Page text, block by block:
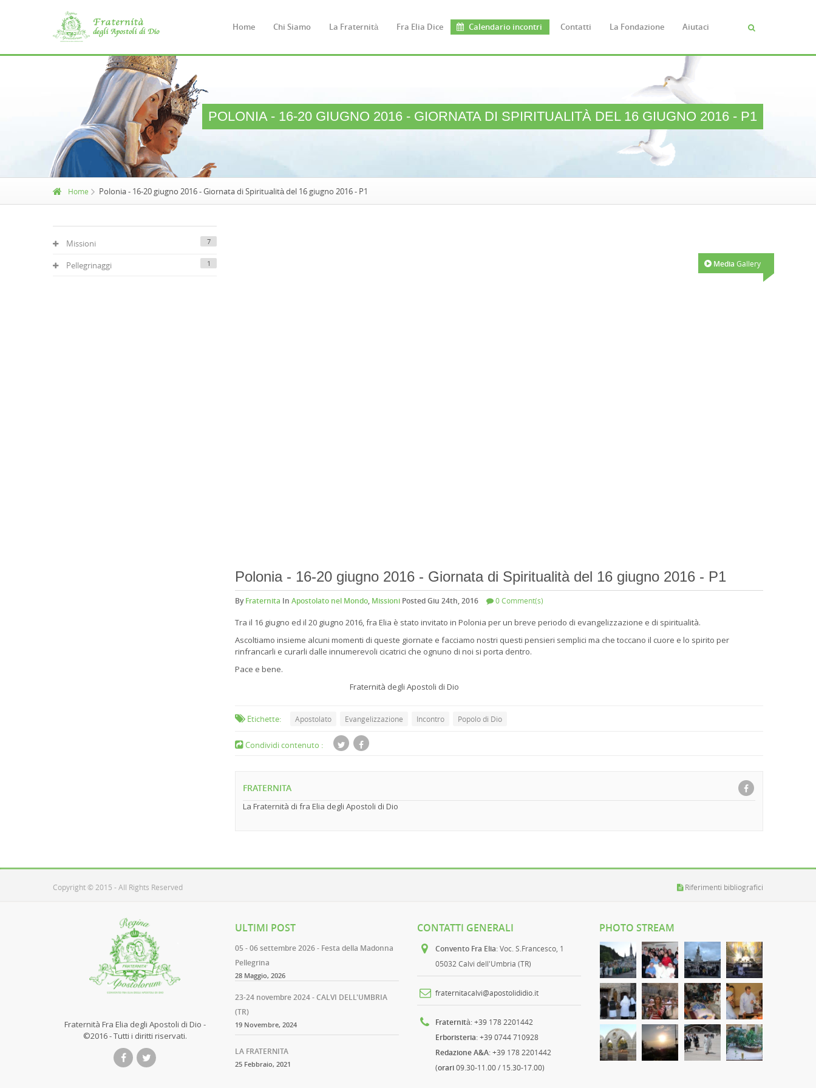
FORM
DI
Cerca
Home Chi Siamo La Fraternità Fra Elia Dice Calendario incontri Contatti La Fondazione Aiutaci
POLONIA - 16-20 GIUGNO 2016 - GIORNATA DI SPIRITUALITÀ DEL 16 GIUGNO 2016 - P1
Home Polonia - 16-20 giugno 2016 - Giornata di Spiritualità del 16 giugno 2016 - P1
Media Gallery
Polonia - 16-20 giugno 2016 - Giornata di Spiritualità del 16 giugno 2016 - P1
ByFraternita In Apostolato nel Mondo, Missioni Posted Giu 24th, 2016 0 Comment(s)
Tra il 16 giugno ed il 20 giugno 2016, fra Elia è stato invitato in Polonia per un breve periodo di evangelizzazione e di spiritualità.
Ascoltiamo insieme alcuni momenti di queste giornate e facciamo nostri questi pensieri semplici ma che toccano il cuore e lo spirito per
rinfrancarli e curarli dalle innumerevoli cicatrici che ognuno di noi si porta dentro.
Pace e bene.
Fraternità degli Apostoli di Dio
Etichette: Apostolato Evangelizzazione Incontro Popolo di Dio
Condividi contenuto :
FRATERNITA
La Fraternità di fra Elia degli Apostoli di Dio
Missioni 7
Pellegrinaggi 1
Copyright © 2015 - All Rights Reserved Riferimenti bibliografici
Fraternità Fra Elia degli Apostoli di Dio -
©2016 - Tutti i diritti riservati.
ULTIMI POST
05 - 06 settembre 2026 - Festa della Madonna
Pellegrina
28 Maggio, 2026
23-24 novembre 2024 - CALVI DELL'UMBRIA
(TR)
19 Novembre, 2024
LA FRATERNITA
25 Febbraio, 2021
CONTATTI GENERALI
Convento Fra Elia: Voc. S.Francesco, 1
05032 Calvi dell'Umbria (TR)
fraternitacalvi@apostolididio.it
Fraternità: +39 178 2201442
Erboristeria: +39 0744 710928
Redazione A&A: +39 178 2201442
(orari09.30-11.00 / 15.30-17.00)
PHOTO STREAM